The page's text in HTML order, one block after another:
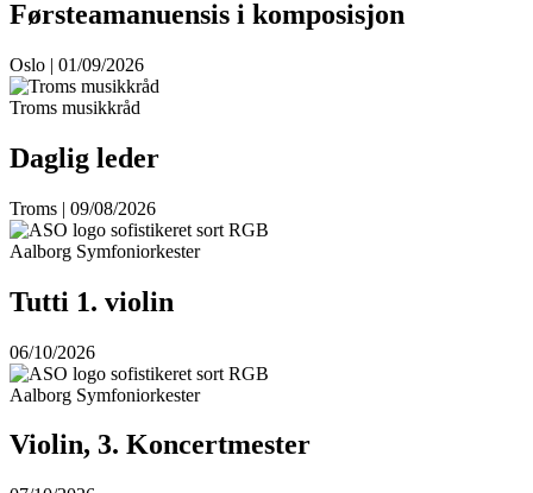
Førsteamanuensis i komposisjon
Oslo | 01/09/2026
Troms musikkråd
Daglig leder
Troms | 09/08/2026
Aalborg Symfoniorkester
Tutti 1. violin
06/10/2026
Aalborg Symfoniorkester
Violin, 3. Koncertmester